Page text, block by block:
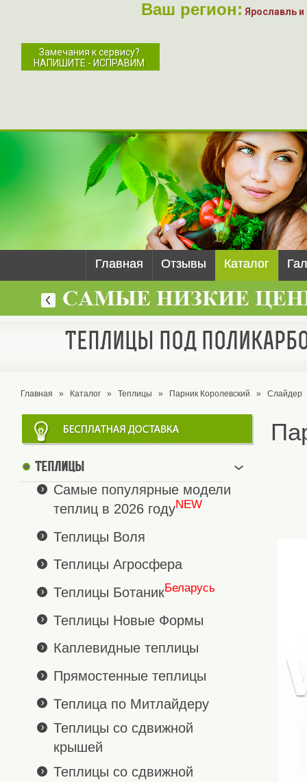
Ваш регион: Ярославль и
Замечания к сервису?
НАПИШИТЕ - ИСПРАВИМ
Главная Отзывы Каталог
Теплицы под
Главная » Каталог » Теплицы » Парник Королевский » Слайдер
Теплицы
Самые популярные модели
теплиц в 2026 годуNEW
Теплицы Воля
Теплицы Агросфера
Теплицы БотаникБеларусь
Теплицы Новые Формы
Каплевидные теплицы
Прямостенные теплицы
Теплица по Митлайдеру
Теплицы со сдвижной
крышей
Теплицы со сдвижной